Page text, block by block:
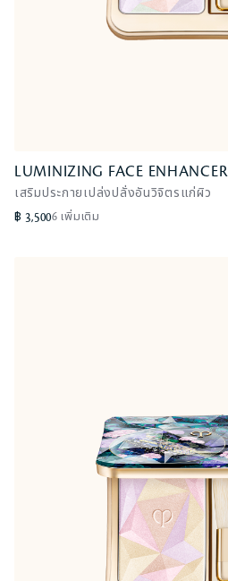
LUMINIZING FACE ENHANCER
เสริมประกายเปล่งปลั่งอันวิจิตรแก่ผิว
฿ 3,5006 เพิ่มเติม
LUMINIZING FACE ENHANCER
Celestial Sparks